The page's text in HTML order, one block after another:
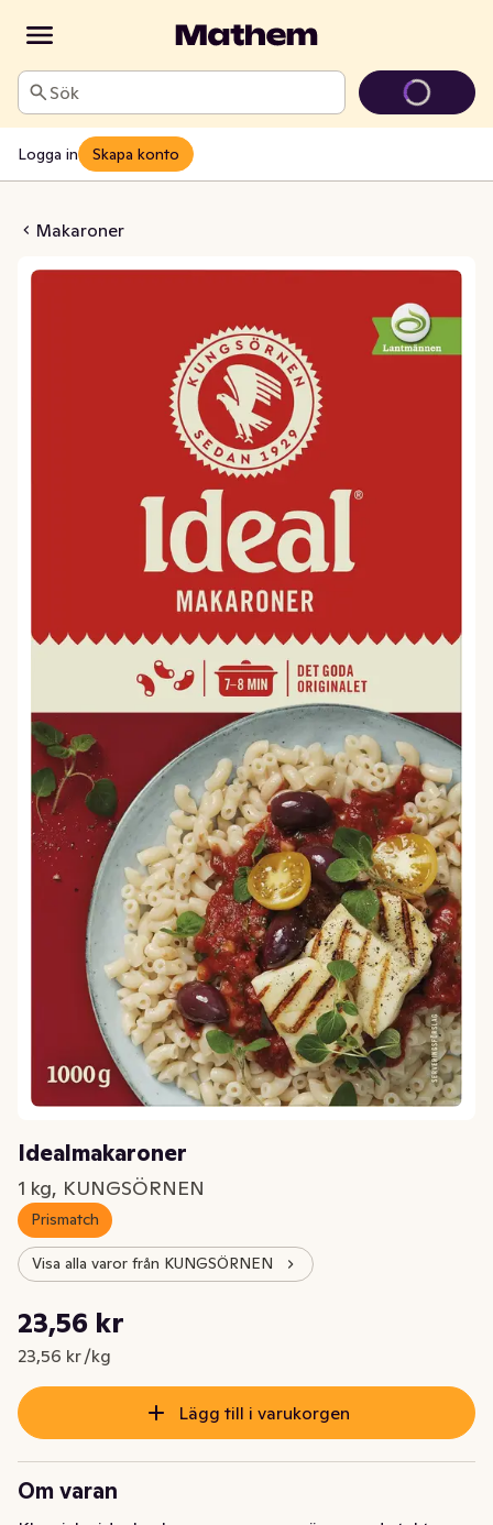
Sök
Logga in Skapa konto
Makaroner
Idealmakaroner
1 kg, KUNGSÖRNEN
Prismatch
Visa alla varor från KUNGSÖRNEN
Nuvarande pris är: 23,56 kr
23,56 kr
23,56 kr /kg
Styckpris: 23,56 kr /kg
Lägg till i varukorgen
Om varan